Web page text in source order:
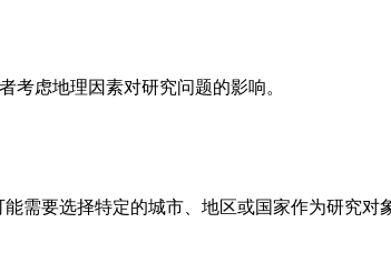
考虑地理因素对研究问题的影响。
需要选择特定的城市、地区或国家作为研究对